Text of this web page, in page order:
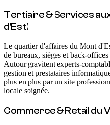
Tertiaire & Services
d'Est)
Le quartier d'affaires du Mont
de bureaux, sièges et back-
Autour gravitent experts-
gestion et prestataires
plus en plus par un site
locale soignée.
Commerce & Retail du